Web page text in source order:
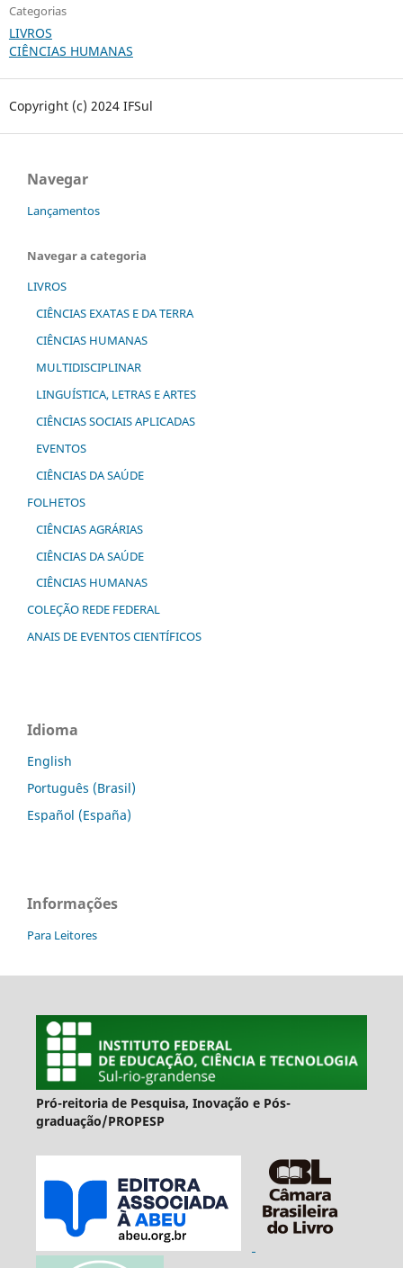
Categorias
LIVROS
CIÊNCIAS HUMANAS
Copyright (c) 2024 IFSul
Navegar
Lançamentos
Navegar a categoria
LIVROS
CIÊNCIAS EXATAS E DA TERRA
CIÊNCIAS HUMANAS
MULTIDISCIPLINAR
LINGUÍSTICA, LETRAS E ARTES
CIÊNCIAS SOCIAIS APLICADAS
EVENTOS
CIÊNCIAS DA SAÚDE
FOLHETOS
CIÊNCIAS AGRÁRIAS
CIÊNCIAS DA SAÚDE
CIÊNCIAS HUMANAS
COLEÇÃO REDE FEDERAL
ANAIS DE EVENTOS CIENTÍFICOS
Idioma
English
Português (Brasil)
Español (España)
Informações
Para Leitores
Pró-reitoria de Pesquisa, Inovação e Pós-
graduação/PROPESP